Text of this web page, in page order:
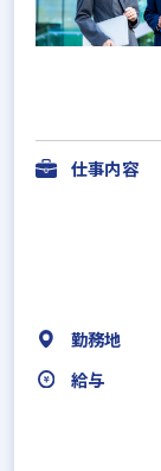
仕事内容
勤務地
給与